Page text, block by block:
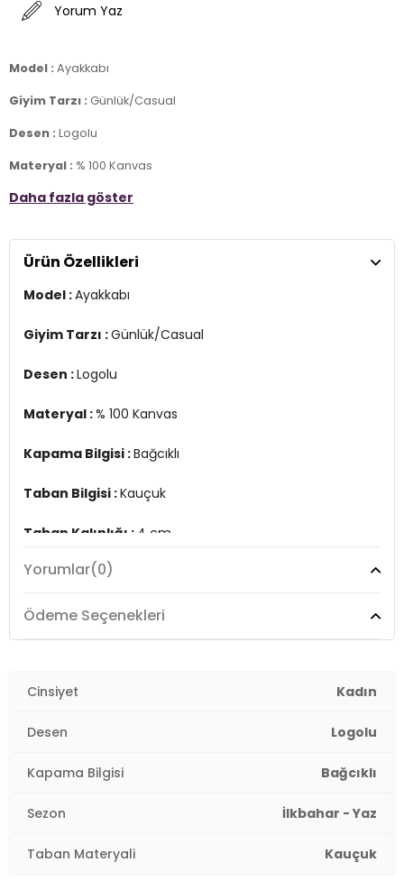
Yorum Yaz
Model : Ayakkabı
Giyim Tarzı : Günlük/Casual
Desen : Logolu
Materyal : % 100 Kanvas
Kapama Bilgisi :Bağcıklı
Taban Kalınlığı :4 cm
Üretim Yeri :Vietnam
Daha fazla göster
Ürün Özellikleri
Model :Ayakkabı
Giyim Tarzı :Günlük/Casual
Desen :Logolu
Materyal :% 100 Kanvas
Kapama Bilgisi :Bağcıklı
Taban Bilgisi :Kauçuk
Taban Kalınlığı : 4 cm
Üretim Yeri :Vietnam
Yorumlar(0)
Ödeme Seçenekleri
Cinsiyet Kadın
Desen Logolu
Kapama Bilgisi Bağcıklı
Sezon İlkbahar - Yaz
Taban Materyali Kauçuk